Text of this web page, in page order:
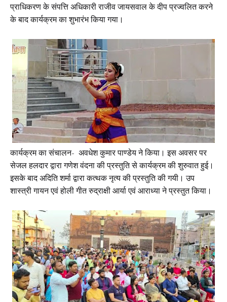
प्राधिकरण के संपत्ति अधिकारी राजीव जायसवाल के दीप प्रज्वलित करने
के बाद कार्यक्रम का शुभारंभ किया गया।
कार्यक्रम का संचालन- अवधेश कुमार पाण्डेय ने किया। इस अवसर पर
सेजल हलदार द्वारा गणेश वंदना की प्रस्तुति से कार्यक्रम की शुरुवात हुई।
इसके बाद अदिति शर्मा द्वारा कत्थक नृत्य की प्रस्तुति की गयी। उप
शास्त्री गायन एवं होली गीत रुद्राक्षी आर्या एवं आराध्या ने प्रस्तुत किया।